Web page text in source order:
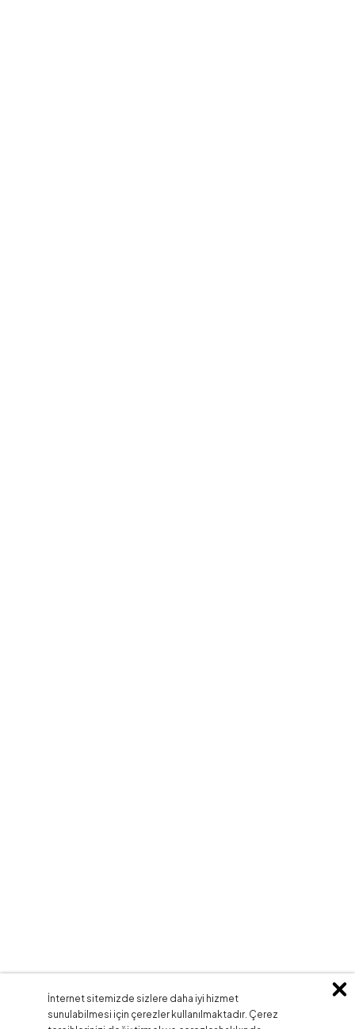
İnternet sitemizde sizlere daha iyi hizmet
sunulabilmesi için çerezler kullanılmaktadır. Çerez